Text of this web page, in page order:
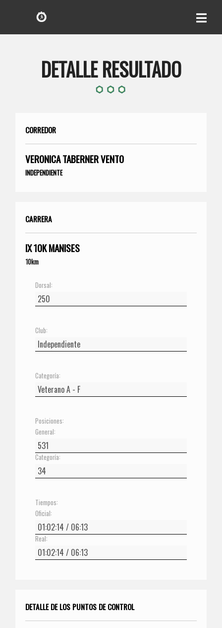
DETALLE RESULTADO
CORREDOR
VERONICA TABERNER VENTO
INDEPENDIENTE
CARRERA
IX 10K MANISES
10km
Dorsal:
Club:
Categoría:
Posiciones:
General:
Categoría:
Tiempos:
Oficial:
Real:
DETALLE DE LOS PUNTOS DE CONTROL